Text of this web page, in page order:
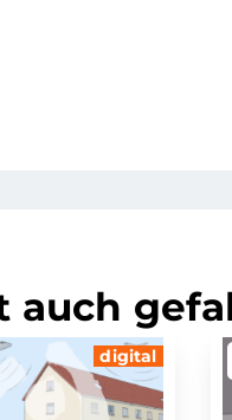
auch
digital